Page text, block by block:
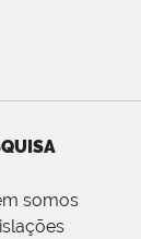
somos